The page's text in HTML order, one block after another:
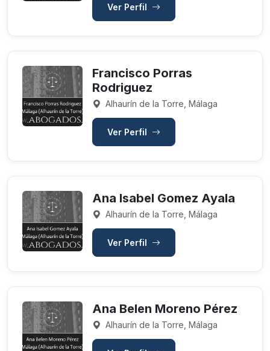
Ver Perfil
Francisco Porras
Rodriguez
Alhaurín de la Torre, Málaga
Ver Perfil
Ana Isabel Gomez Ayala
Alhaurín de la Torre, Málaga
Ver Perfil
Ana Belen Moreno Pérez
Alhaurín de la Torre, Málaga